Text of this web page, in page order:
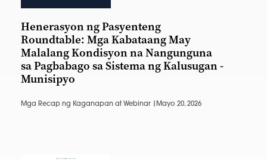
Henerasyon ng Pasyenteng
Roundtable: Mga Kabataang May
Malalang Kondisyon na Nangunguna
sa Pagbabago sa Sistema ng Kalusugan -
Munisipyo
Mga Recap ng Kaganapan at Webinar | Mayo 20, 2026